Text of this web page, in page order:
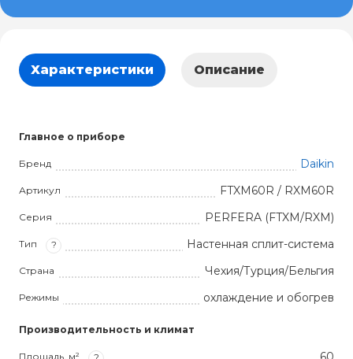
Характеристики Описание
Главное о приборе
Бренд Daikin
Артикул FTXM60R / RXM60R
Серия PERFERA (FTXM/RXM)
Тип ? Настенная сплит-система
Страна Чехия/Турция/Бельгия
Режимы охлаждение и обогрев
Производительность и климат
Площадь, м²